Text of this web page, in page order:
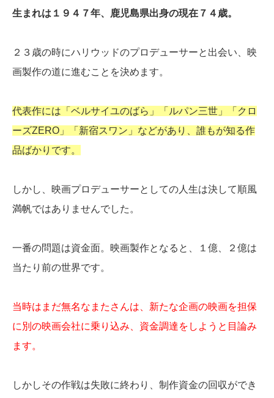
生まれは１９４７年、鹿児島県出身の現在７４歳。
２３歳の時にハリウッドのプロデューサーと出会い、映
画製作の道に進むことを決めます。
代表作には「ベルサイユのばら」「ルパン三世」「クロ
ーズZERO」「新宿スワン」などがあり、誰もが知る作
品ばかりです。
しかし、映画プロデューサーとしての人生は決して順風
満帆ではありませんでした。
一番の問題は資金面。映画製作となると、１億、２億は
当たり前の世界です。
当時はまだ無名なまたさんは、新たな企画の映画を担保
に別の映画会社に乗り込み、資金調達をしようと目論み
ます。
しかしその作戦は失敗に終わり、制作資金の回収ができ